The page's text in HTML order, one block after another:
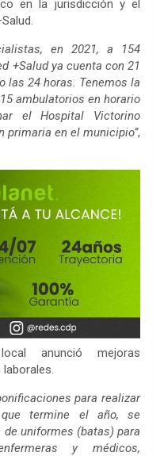
en la jurisdicción y el
en 2021, a 154
+Salud ya cuenta con 21
las 24 horas. Tenemos la
ambulatorios en horario
el Hospital Victorino
primaria en el municipio”,
anunció mejoras
para realizar
termine el año, se
uniformes (batas) para
y médicos,